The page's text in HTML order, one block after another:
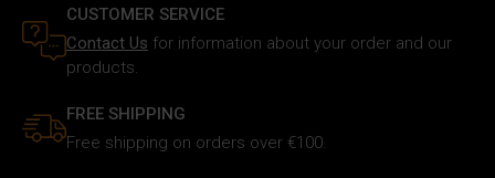
loro servizi.
CUSTOMER SERVICE
Contact Us for information about your order and our
products.
FREE SHIPPING
Free shipping on orders over €100.